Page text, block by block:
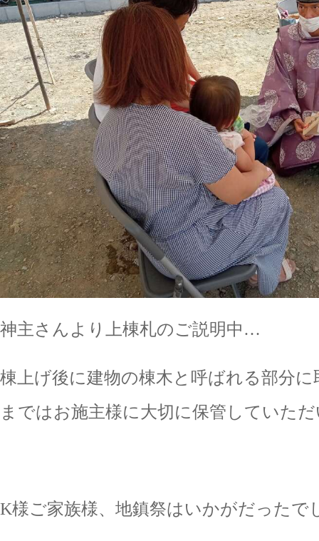
神主さんより上棟札のご説明中…
棟上げ後に建物の棟木と呼ばれる部分
まではお施主様に大切に保管していた
K様ご家族様、地鎮祭はいかがだったで